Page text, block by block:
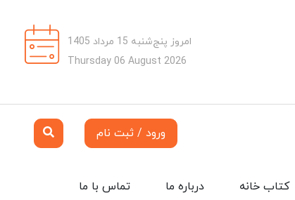
امروز پنج‌شنبه 15 مرداد 1405
Thursday 06 August 2026
ورود / ثبت نام
تماس با ما درباره ما کتاب خانه